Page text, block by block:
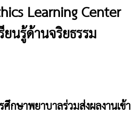
Learning Center
นรู้ด้านจริยธรรม
กษาพยาบาลร่วมส่งผลงานเข้า